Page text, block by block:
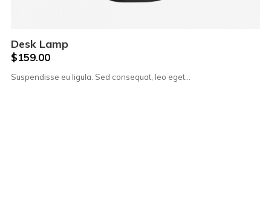
Desk Lamp
$159.00
Suspendisse eu ligula. Sed consequat, leo eget…